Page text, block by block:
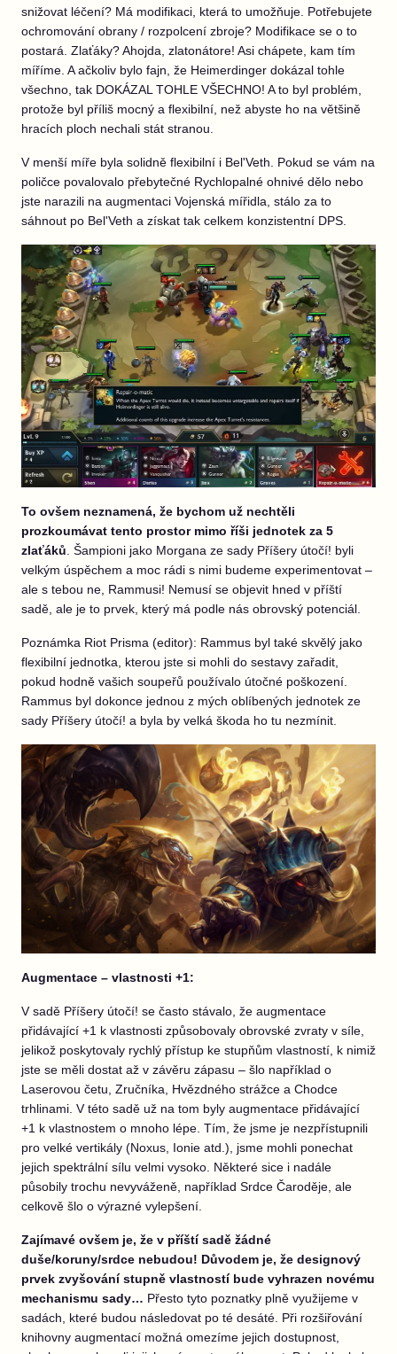
snižovat léčení? Má modifikaci, která to umožňuje. Potřebujete
ochromování obrany / rozpolcení zbroje? Modifikace se o to
postará. Zlaťáky? Ahojda, zlatonátore! Asi chápete, kam tím
míříme. A ačkoliv bylo fajn, že Heimerdinger dokázal tohle
všechno, tak DOKÁZAL TOHLE VŠECHNO! A to byl problém,
protože byl příliš mocný a flexibilní, než abyste ho na většině
hracích ploch nechali stát stranou.
V menší míře byla solidně flexibilní i Bel'Veth. Pokud se vám na
poličce povalovalo přebytečné Rychlopalné ohnivé dělo nebo
jste narazili na augmentaci Vojenská mířidla, stálo za to
sáhnout po Bel'Veth a získat tak celkem konzistentní DPS.
To ovšem neznamená, že bychom už nechtěli
prozkoumávat tento prostor mimo říši jednotek za 5
zlaťáků. Šampioni jako Morgana ze sady Příšery útočí! byli
velkým úspěchem a moc rádi s nimi budeme experimentovat –
ale s tebou ne, Rammusi! Nemusí se objevit hned v příští
sadě, ale je to prvek, který má podle nás obrovský potenciál.
Poznámka Riot Prisma (editor): Rammus byl také skvělý jako
flexibilní jednotka, kterou jste si mohli do sestavy zařadit,
pokud hodně vašich soupeřů používalo útočné poškození.
Rammus byl dokonce jednou z mých oblíbených jednotek ze
sady Příšery útočí! a byla by velká škoda ho tu nezmínit.
Augmentace – vlastnosti +1:
V sadě Příšery útočí! se často stávalo, že augmentace
přidávající +1 k vlastnosti způsobovaly obrovské zvraty v síle,
jelikož poskytovaly rychlý přístup ke stupňům vlastností, k nimiž
jste se měli dostat až v závěru zápasu – šlo například o
Laserovou četu, Zručníka, Hvězdného strážce a Chodce
trhlinami. V této sadě už na tom byly augmentace přidávající
+1 k vlastnostem o mnoho lépe. Tím, že jsme je nezpřístupnili
pro velké vertikály (Noxus, Ionie atd.), jsme mohli ponechat
jejich spektrální sílu velmi vysoko. Některé sice i nadále
působily trochu nevyváženě, například Srdce Čaroděje, ale
celkově šlo o výrazné vylepšení.
Zajímavé ovšem je, že v příští sadě žádné
duše/koruny/srdce nebudou! Důvodem je, že designový
prvek zvyšování stupně vlastností bude vyhrazen novému
mechanismu sady… Přesto tyto poznatky plně využijeme v
sadách, které budou následovat po té desáté. Při rozšiřování
knihovny augmentací možná omezíme jejich dostupnost,